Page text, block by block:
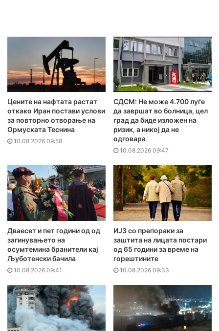
Цените на нафтата растат
откако Иран постави услови
за повторно отворање на
Ормуската Теснина
10.08.2026 09:58
СДСМ: Не може 4.700 луѓе
да завршат во болница, цел
град да биде изложен на
ризик, а никој да не
одговара
10.08.2026 09:47
Дваесет и пет години од од
загинувањето на
осумтемина бранители кај
Љуботенски бачила
10.08.2026 09:41
ИЈЗ со препораки за
заштита на лицата постари
од 65 години за време на
горештините
10.08.2026 09:33